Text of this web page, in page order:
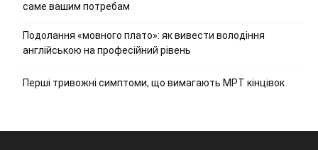
саме вашим потребам
Подолання «мовного плато»: як вивести володіння
англійською на професійний рівень
Перші тривожні симптоми, що вимагають МРТ кінцівок